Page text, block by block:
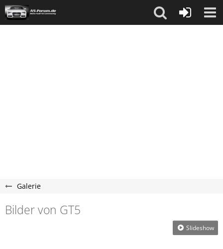
Galerie
Bilder von GT5
Slideshow